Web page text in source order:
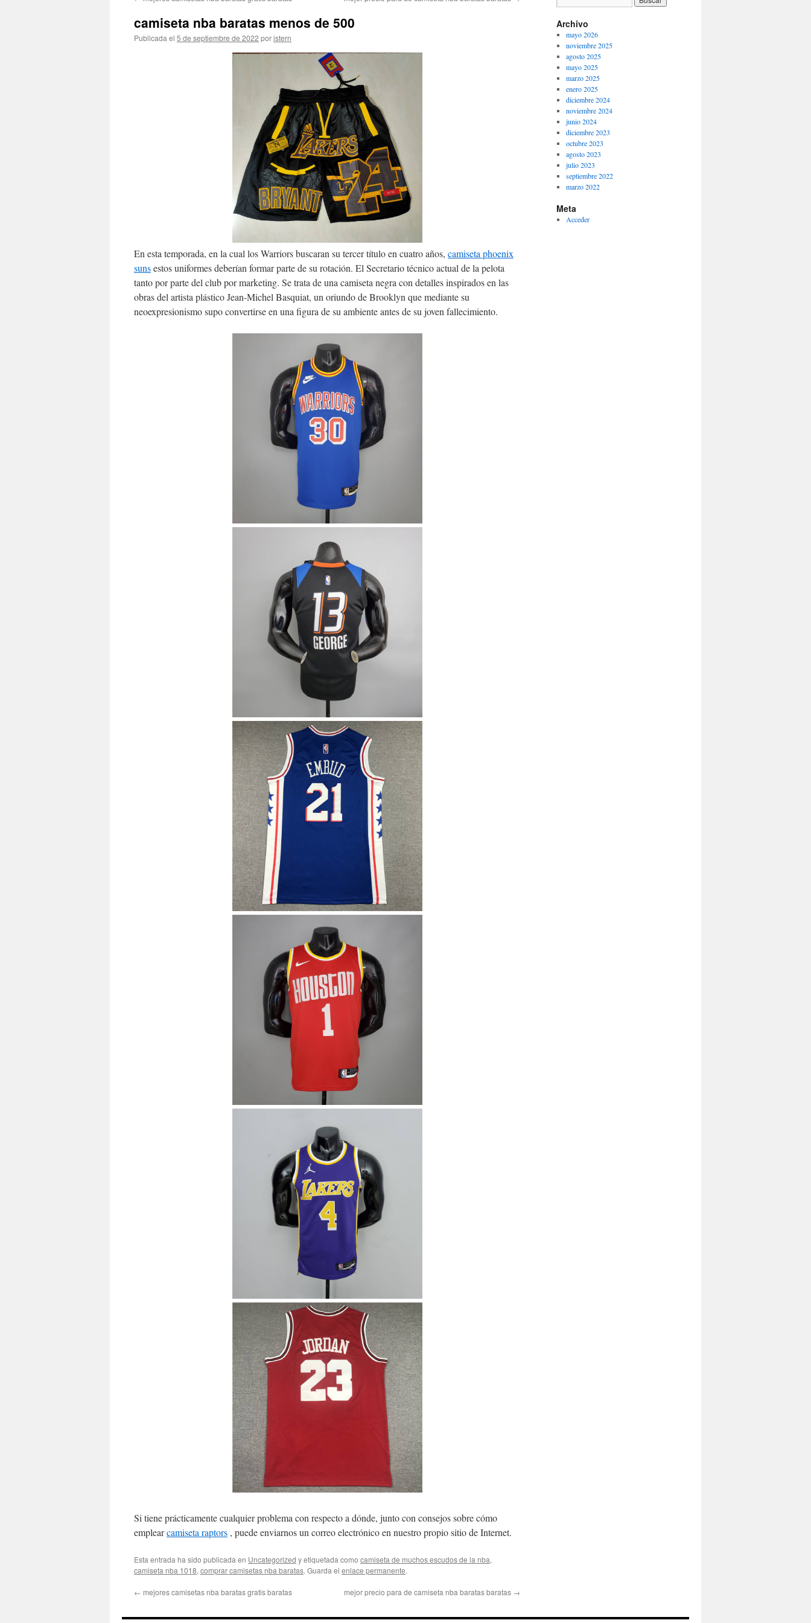
contenido
camiseta nba baratas menos de 500
Publicada el 5 de septiembre de 2022 poristern
En esta temporada, en la cual los Warriors buscaran su tercer título en cuatro años, camiseta phoenix
sunsestos uniformes deberían formar parte de su rotación. El Secretario técnico actual de la pelota
tanto por parte del club por marketing. Se trata de una camiseta negra con detalles inspirados en las
obras del artista plástico Jean-Michel Basquiat, un oriundo de Brooklyn que mediante su
neoexpresionismo supo convertirse en una figura de su ambiente antes de su joven fallecimiento.
Si tiene prácticamente cualquier problema con respecto a dónde, junto con consejos sobre cómo
emplearcamiseta raptors , puede enviarnos un correo electrónico en nuestro propio sitio de Internet.
Esta entrada ha sido publicada en Uncategorized y etiquetada como camiseta de muchos escudos de la nba,
camiseta nba 1018, comprar camisetas nba baratas. Guarda el enlace permanente.
← mejores camisetas nba baratas gratis baratas mejor precio para de camiseta nba baratas baratas →
Archivo
mayo 2026
noviembre 2025
agosto 2025
mayo 2025
marzo 2025
enero 2025
diciembre 2024
noviembre 2024
junio 2024
diciembre 2023
octubre 2023
agosto 2023
julio 2023
septiembre 2022
marzo 2022
Meta
Acceder